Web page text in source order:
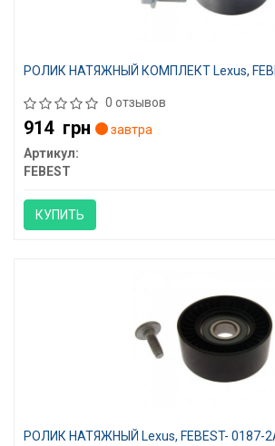
РОЛИК НАТЯЖНЫЙ КОМПЛЕКТ Lexus,
0 отзывов
914 грн
завтра
Артикул:
FEBEST
КУПИТЬ
РОЛИК НАТЯЖНЫЙ Lexus, FEBEST- 0187-